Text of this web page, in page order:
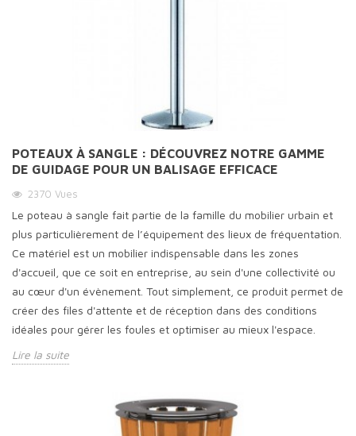
POTEAUX À SANGLE : DÉCOUVREZ NOTRE GAMME
DE GUIDAGE POUR UN BALISAGE EFFICACE
2370 Vues
Le poteau à sangle fait partie de la famille du mobilier urbain et
plus particulièrement de l’équipement des lieux de fréquentation.
Ce matériel est un mobilier indispensable dans les zones
d'accueil, que ce soit en entreprise, au sein d'une collectivité ou
au cœur d'un évènement. Tout simplement, ce produit permet de
créer des files d'attente et de réception dans des conditions
idéales pour gérer les foules et optimiser au mieux l'espace.
Lire la suite